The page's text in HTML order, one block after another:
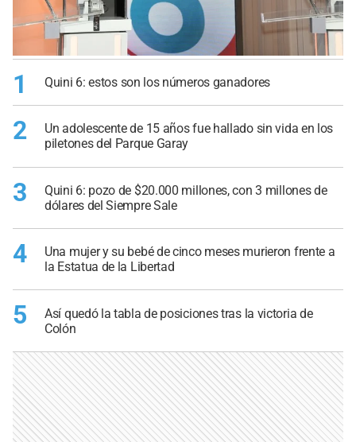
1 Quini 6: estos son los números ganadores
2
Un adolescente de 15 años fue hallado sin vida en los
piletones del Parque Garay
3
Quini 6: pozo de $20.000 millones, con 3 millones de
dólares del Siempre Sale
4
Una mujer y su bebé de cinco meses murieron frente a
la Estatua de la Libertad
5
Así quedó la tabla de posiciones tras la victoria de
Colón